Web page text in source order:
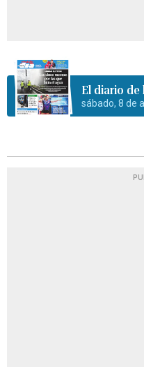
El diario de
sábado, 8 de